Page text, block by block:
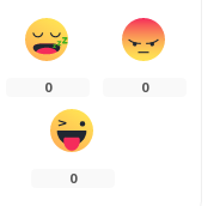
0 0
0